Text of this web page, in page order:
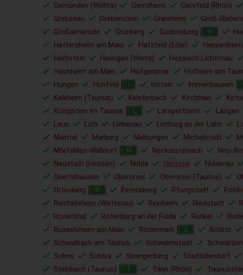
Gemünden (Wohra)
Gernsheim Gersfeld (Rhön)
Grebenau
Grebenstein Griesheim Groß-
Großalmerode
Grünberg Gudensberg H
Hattersheim am Main
Hatzfeld (Eder) Heppenheim
Herbstein
Heringen (Werra) Hessisch Lichtenau
Hochheim am Main
Hofgeismar Hofheim am
Hungen
Hünfeld Idstein Immenhausen
Kelkheim (Taunus)
Kelsterbach Kirchhain
Königstein im Taunus
Lampertheim Langen
Leun
Lich Liebenau Limburg an der Lahn
Maintal Marburg Melsungen Michelstadt
Mörfelden-Walldorf
N Neckarsteinach Neu-
Neustadt (Hessen)
Nidda Niddatal Nidderau
Obertshausen
Oberursel Oberursel (Taunus)
Ortenberg
P Petersberg Pfungstadt
Reichelsheim (Wetterau)
Reinheim Riedstadt
Rosenthal
Rotenburg an der Fulda Runkel
Rüsselsheim am Main
Rödermark S Schlitz
Schwalbach am Taunus
Schwalmstadt
Solms
Sontra Spangenberg Stadtallendorf
Steinbach (Taunus)
T Tann (Rhön)